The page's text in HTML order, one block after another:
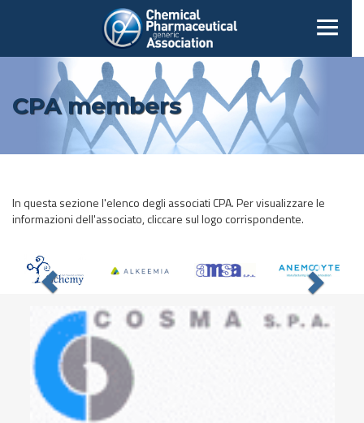
CPA members
In questa sezione l'elenco degli associati CPA. Per visualizzare le
informazioni dell'associato, cliccare sul logo corrispondente.
Previous